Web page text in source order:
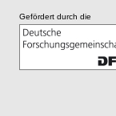
Gefördert durch die